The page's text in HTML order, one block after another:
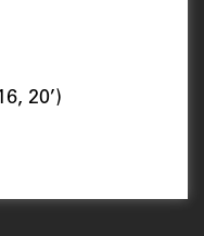
20’)